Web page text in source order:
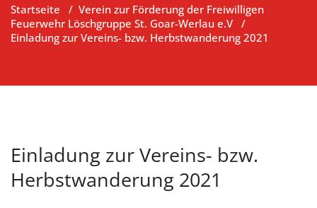
Startseite / Verein zur Förderung der Freiwilligen
Feuerwehr Löschgruppe St. Goar-Werlau e.V /
Einladung zur Vereins- bzw. Herbstwanderung 2021
Einladung zur Vereins- bzw.
Herbstwanderung 2021